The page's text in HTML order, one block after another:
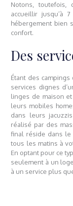
Notons,
accueillir jusqu’à
hébergement bien
confort.
Des
Étant des
services dignes
linges de maison
leurs mobiles
dans leurs
réalisé par des
final réside dans
tous les matins à
En optant pour ce
seulement à un
à un service plus